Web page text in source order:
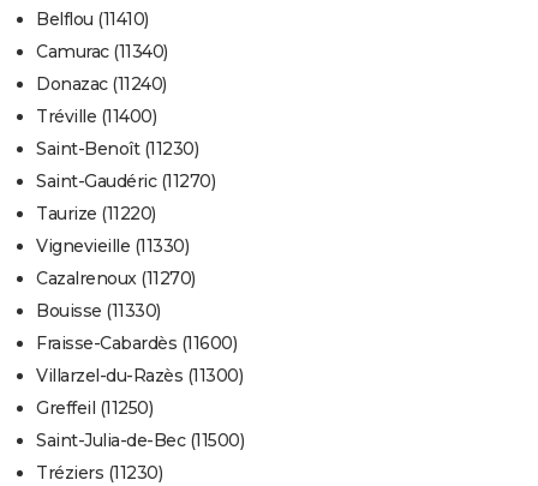
Belflou (11410)
Camurac (11340)
Donazac (11240)
Tréville (11400)
Saint-Benoît (11230)
Saint-Gaudéric (11270)
Taurize (11220)
Vignevieille (11330)
Cazalrenoux (11270)
Bouisse (11330)
Fraisse-Cabardès (11600)
Villarzel-du-Razès (11300)
Greffeil (11250)
Saint-Julia-de-Bec (11500)
Tréziers (11230)